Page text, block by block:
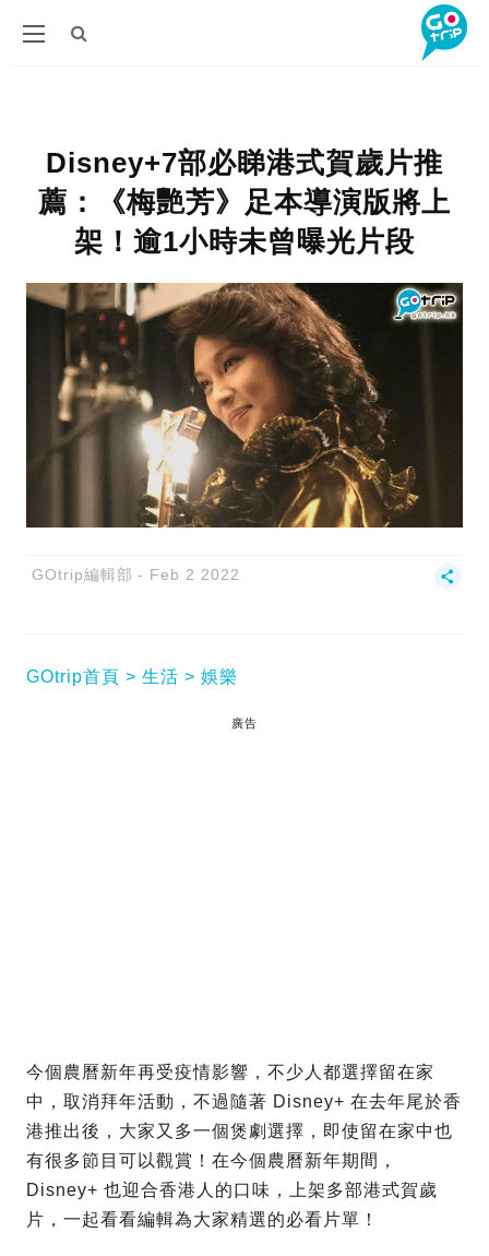
Disney+7部必睇港式賀歲片推
薦：《梅艷芳》足本導演版將上
架！逾1小時未曾曝光片段
GOtrip編輯部 Feb 2 2022
GOtrip首頁 生活 娛樂
廣告
今個農曆新年再受疫情影響，不少人都選擇留在家
中，取消拜年活動，不過隨著 Disney+ 在去年尾於香
港推出後，大家又多一個煲劇選擇，即使留在家中也
有很多節目可以觀賞！在今個農曆新年期間，
Disney+ 也迎合香港人的口味，上架多部港式賀歲
片，一起看看編輯為大家精選的必看片單！